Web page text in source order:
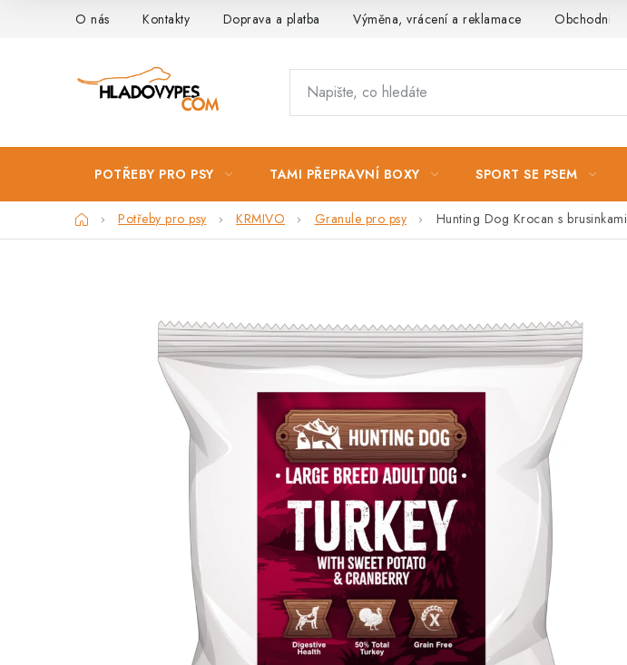
O nás Kontakty Doprava a platba Výměna, vrácení a reklamace Obchodní
POTŘEBY PRO PSY TAMI PŘEPRAVNÍ BOXY SPORT SE PSEM
DomůPotřeby pro psy KRMIVO Granule pro psy Hunting Dog Krocan s